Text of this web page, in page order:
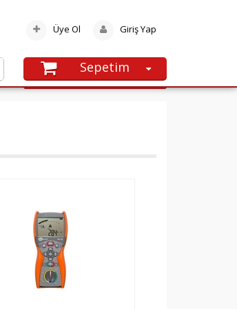
Üye Ol Giriş Yap
Sepetim
Alışveriş sepetinize henüz ürün
SEPETE GIT